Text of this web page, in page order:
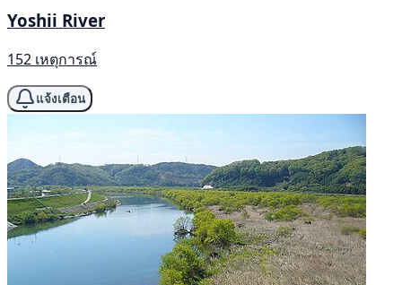
Yoshii River
152 เหตุการณ์
แจ้งเตือน